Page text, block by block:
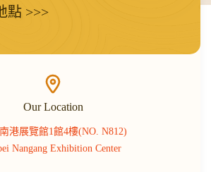
點 >>>
Our Location
港展覽館1館4樓(NO. N812)
Nangang Exhibition Center